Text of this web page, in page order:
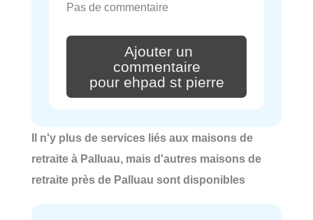
Pas de commentaire
Ajouter un
commentaire
pour ehpad st pierre
Il n'y plus de services liés aux maisons de
retraite à Palluau, mais d'autres maisons de
retraite près de Palluau sont disponibles